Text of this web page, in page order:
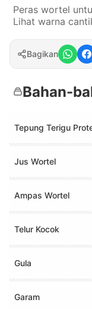
Peras wortel
Lihat warna
Bagikan
Bahan-
Tepung Terigu
Jus Wortel
Ampas Wortel
Telur Kocok
Gula
Garam